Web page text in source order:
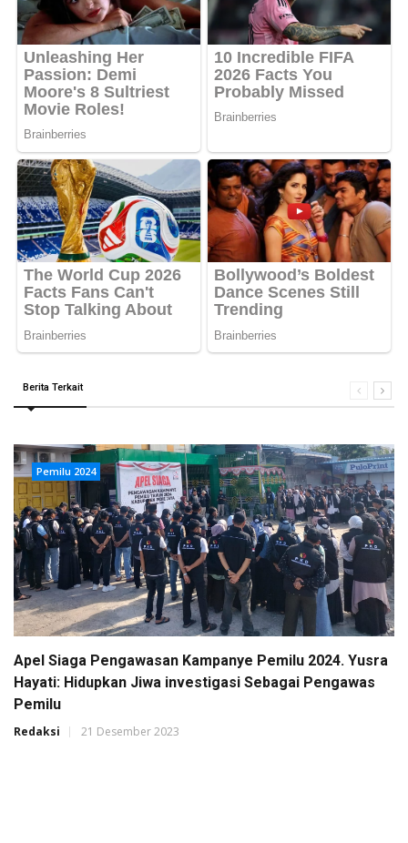
Berita Terkait
Pemilu 2024
Apel Siaga Pengawasan Kampanye Pemilu 2024. Yusra
Hayati: Hidupkan Jiwa investigasi Sebagai Pengawas
Pemilu
Redaksi 21 Desember 2023